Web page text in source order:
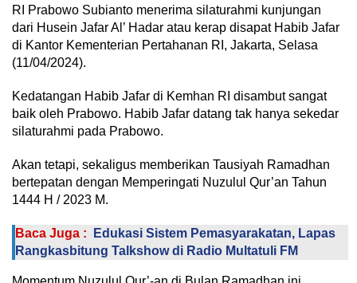
RI Prabowo Subianto menerima silaturahmi kunjungan
dari Husein Jafar Al’ Hadar atau kerap disapat Habib Jafar
di Kantor Kementerian Pertahanan RI, Jakarta, Selasa
(11/04/2024).
Kedatangan Habib Jafar di Kemhan RI disambut sangat
baik oleh Prabowo. Habib Jafar datang tak hanya sekedar
silaturahmi pada Prabowo.
Akan tetapi, sekaligus memberikan Tausiyah Ramadhan
bertepatan dengan Memperingati Nuzulul Qur’an Tahun
1444 H / 2023 M.
Baca Juga :
Edukasi Sistem Pemasyarakatan, Lapas
Rangkasbitung Talkshow di Radio Multatuli FM